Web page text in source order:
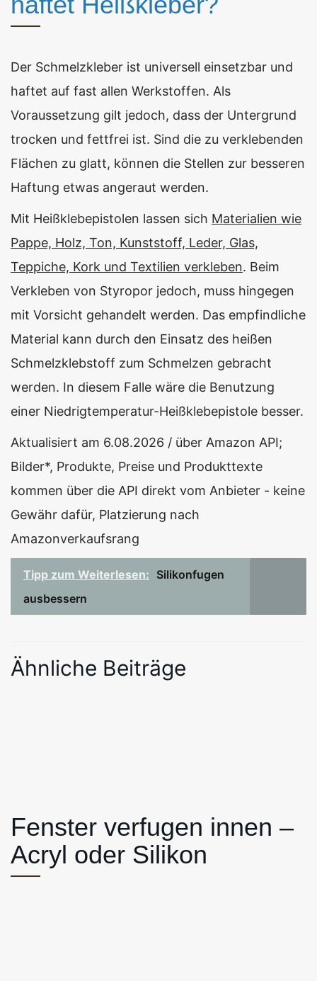
Der Schmelzkleber ist universell einsetzbar und
haftet auf fast allen Werkstoffen. Als
Voraussetzung gilt jedoch, dass der Untergrund
trocken und fettfrei ist. Sind die zu verklebenden
Flächen zu glatt, können die Stellen zur besseren
Haftung etwas angeraut werden.
Mit Heißklebepistolen lassen sich Materialien wie
Pappe, Holz, Ton, Kunststoff, Leder, Glas,
Teppiche, Kork und Textilien verkleben. Beim
Verkleben von Styropor jedoch, muss hingegen
mit Vorsicht gehandelt werden. Das empfindliche
Material kann durch den Einsatz des heißen
Schmelzklebstoff zum Schmelzen gebracht
werden. In diesem Falle wäre die Benutzung
einer Niedrigtemperatur-Heißklebepistole besser.
Aktualisiert am 6.08.2026 / über Amazon API;
Bilder*, Produkte, Preise und Produkttexte
kommen über die API direkt vom Anbieter - keine
Gewähr dafür, Platzierung nach
Amazonverkaufsrang
Tipp zum Weiterlesen: Silikonfugen
ausbessern
Ähnliche Beiträge
Fenster verfugen innen –
Acryl oder Silikon